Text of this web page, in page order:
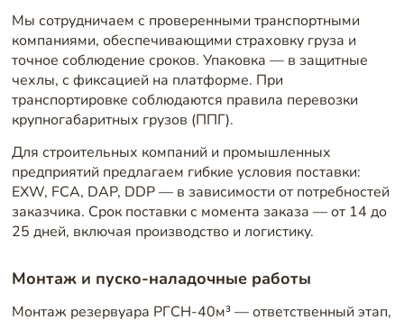
Мы сотрудничаем с проверенными транспортными
компаниями, обеспечивающими страховку груза и
точное соблюдение сроков. Упаковка — в защитные
чехлы, с фиксацией на платформе. При
транспортировке соблюдаются правила перевозки
крупногабаритных грузов (ППГ).
Для строительных компаний и промышленных
предприятий предлагаем гибкие условия поставки:
EXW, FCA, DAP, DDP — в зависимости от потребностей
заказчика. Срок поставки с момента заказа — от 14 до
25 дней, включая производство и логистику.
Монтаж и пуско-наладочные работы
Монтаж резервуара РГСН-40м³ — ответственный этап,